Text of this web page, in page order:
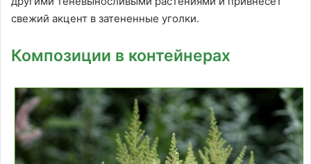
свежий акцент в затененные уголки.
Композиции в контейнерах